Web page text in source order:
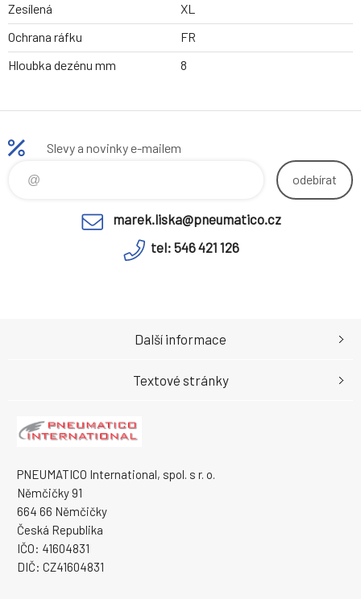
Zesílená
XL
Ochrana ráfku
FR
Hloubka dezénu mm
8
Slevy a novinky e-mailem
odebírat
marek.liska@pneumatico.cz
tel: 546 421 126
PNEUMATICO International, spol. s r. o.
Němčičky 91
664 66 Němčičky
Česká Republika
IČO: 41604831
DIČ: CZ41604831
Další informace
Textové stránky